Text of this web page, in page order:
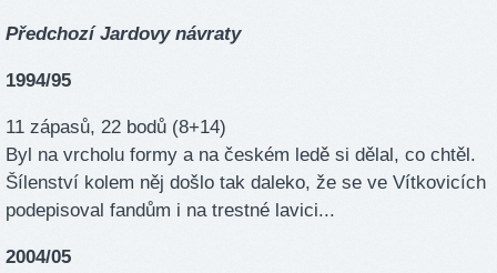
Předchozí Jardovy návraty
1994/95
11 zápasů, 22 bodů (8+14)
Byl na vrcholu formy a na českém ledě si dělal, co chtěl.
Šílenství kolem něj došlo tak daleko, že se ve Vítkovicích
podepisoval fandům i na trestné lavici...
2004/05